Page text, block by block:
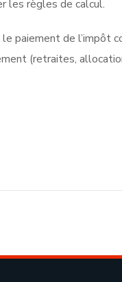
les règles de calcul.
paiement de l’impôt
(retraites,